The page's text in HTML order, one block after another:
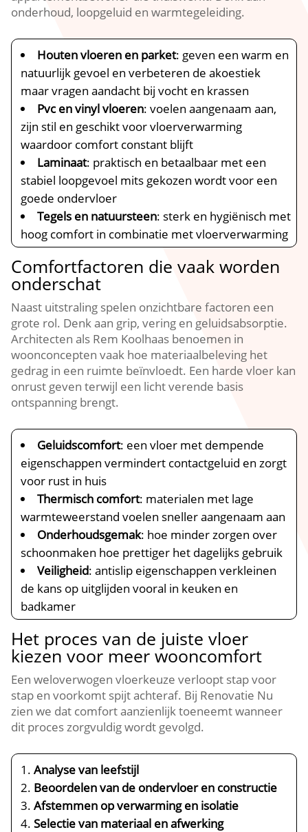
onderhoud, loopgeluid en warmtegeleiding.​
Houten vloeren en parket: geven een warm en
natuurlijk gevoel en verbeteren de akoestiek
maar vragen aandacht bij vocht en krassen
Pvc en vinyl vloeren: voelen aangenaam aan,
zijn stil en geschikt voor vloerverwarming
waardoor comfort constant blijft
Laminaat: praktisch en betaalbaar met een
stabiel loopgevoel mits gekozen wordt voor een
goede ondervloer
Tegels en natuursteen: sterk en hygiënisch met
hoog comfort in combinatie met vloerverwarming
Comfortfactoren die vaak worden
onderschat
Naast uitstraling spelen onzichtbare factoren een
grote rol.​ Denk aan grip, vering en geluidsabsorptie.​
Architecten als Rem Koolhaas benoemen in
woonconcepten vaak hoe materiaalbeleving het
gedrag in een ruimte beïnvloedt.​ Een harde vloer kan
onrust geven terwijl een licht verende basis
ontspanning brengt.​
Geluidscomfort: een vloer met dempende
eigenschappen vermindert contactgeluid en zorgt
voor rust in huis
Thermisch comfort: materialen met lage
warmteweerstand voelen sneller aangenaam aan
Onderhoudsgemak: hoe minder zorgen over
schoonmaken hoe prettiger het dagelijks gebruik
Veiligheid: antislip eigenschappen verkleinen
de kans op uitglijden vooral in keuken en
badkamer
Het proces van de juiste vloer
kiezen voor meer wooncomfort
Een weloverwogen vloerkeuze verloopt stap voor
stap en voorkomt spijt achteraf.​ Bij Renovatie Nu
zien we dat comfort aanzienlijk toeneemt wanneer
dit proces zorgvuldig wordt gevolgd.​
Analyse van leefstijl
Beoordelen van de ondervloer en constructie
Afstemmen op verwarming en isolatie
Selectie van materiaal en afwerking